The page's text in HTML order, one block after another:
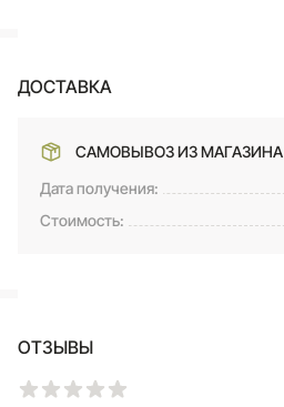
ДОСТАВКА
САМОВЫВОЗ ИЗ МАГАЗИНА
Дата получения:
Стоимость:
ОТЗЫВЫ